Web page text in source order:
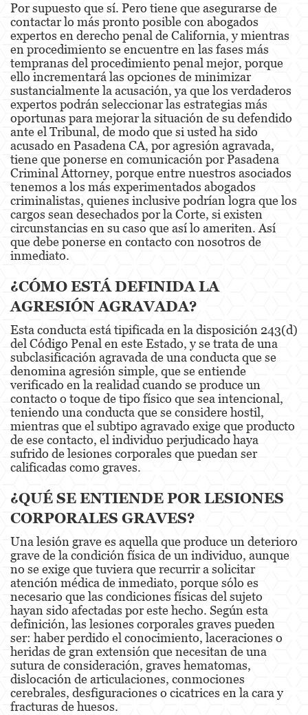
La Ley de los Tres Delitos y Fuera
Libertad Condicional para Menores
Petición Aceptada
Sello de Registros Juveniles
Tutela de los Tribunales
Tribunal de Delincuencia Juvenil
Delitos Contra la Propiedad
Dañar Líneas Telefónicas, Eléctricas o de
Servicios Públicos
Invasión Agravada de Propiedad Ajena
Vandalismo
Delitos de Armas
Armas Prohibidas
Aumento de Sentencia por Armas de
Fuego
Delitos De Armas
Descarga Negligente de un Arma de Fuego
Portar un Arma de Fuego Cargada
Portar un Arma de Fuego Oculta
Delitos de Conducción
Conducir con una licencia suspendida
Chocar y Huir
Evadir a un oficial de policía
Homicidio Vehicular
Robo de Auto
Por supuesto que sí. Pero tiene que asegurarse de
contactar lo más pronto posible con abogados
expertos en derecho penal de California, y mientras
en procedimiento se encuentre en las fases más
tempranas del procedimiento penal mejor, porque
ello incrementará las opciones de minimizar
sustancialmente la acusación, ya que los verdaderos
expertos podrán seleccionar las estrategias más
oportunas para mejorar la situación de su defendido
ante el Tribunal, de modo que si usted ha sido
acusado en Pasadena CA, por agresión agravada,
tiene que ponerse en comunicación por Pasadena
Criminal Attorney, porque entre nuestros asociados
tenemos a los más experimentados abogados
criminalistas, quienes inclusive podrían logra que los
cargos sean desechados por la Corte, si existen
circunstancias en su caso que así lo ameriten. Así
que debe ponerse en contacto con nosotros de
inmediato.
¿CÓMO ESTÁ DEFINIDA LA
AGRESIÓN AGRAVADA?
Esta conducta está tipificada en la disposición 243(d)
del Código Penal en este Estado, y se trata de una
subclasificación agravada de una conducta que se
denomina agresión simple, que se entiende
verificado en la realidad cuando se produce un
contacto o toque de tipo físico que sea intencional,
teniendo una conducta que se considere hostil,
mientras que el subtipo agravado exige que producto
de ese contacto, el individuo perjudicado haya
sufrido de lesiones corporales que puedan ser
calificadas como graves.
¿QUÉ SE ENTIENDE POR LESIONES
CORPORALES GRAVES?
Una lesión grave es aquella que produce un deterioro
grave de la condición física de un individuo, aunque
no se exige que tuviera que recurrir a solicitar
atención médica de inmediato, porque sólo es
necesario que las condiciones físicas del sujeto
hayan sido afectadas por este hecho. Según esta
definición, las lesiones corporales graves pueden
ser: haber perdido el conocimiento, laceraciones o
heridas de gran extensión que necesitan de una
sutura de consideración, graves hematomas,
dislocación de articulaciones, conmociones
cerebrales, desfiguraciones o cicatrices en la cara y
fracturas de huesos.